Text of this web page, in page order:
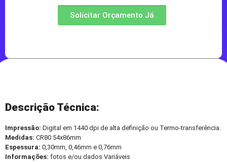
Solicitar Orçamento Já
Descrição Técnica:
Impressão: Digital em 1440 dpi de alta definição ou Termo-transferência.
Medidas: CR80 54x86mm
Espessura: 0,30mm, 0,46mm e 0,76mm
Informações: fotos e/ou dados Variáveis